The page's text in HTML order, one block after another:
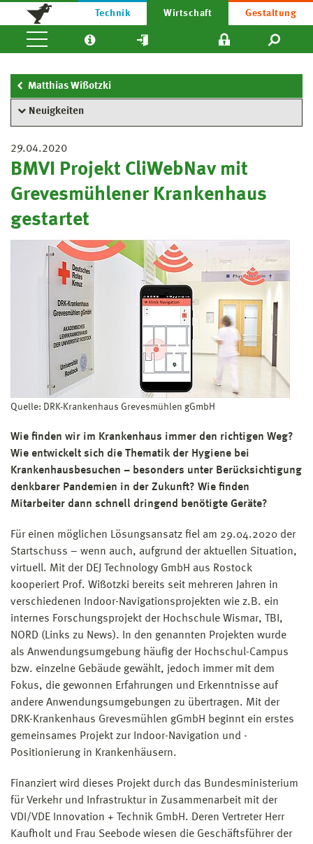
Technik Wirtschaft Gestaltung
Matthias Wißotzki
Neuigkeiten
29.04.2020
BMVI Projekt CliWebNav mit
Grevesmühlener Krankenhaus
gestartet
Quelle: DRK-Krankenhaus Grevesmühlen gGmbH
Wie finden wir im Krankenhaus immer den richtigen Weg?
Wie entwickelt sich die Thematik der Hygiene bei
Krankenhausbesuchen – besonders unter Berücksichtigung
denkbarer Pandemien in der Zukunft? Wie finden
Mitarbeiter dann schnell dringend benötigte Geräte?
Für einen möglichen Lösungsansatz fiel am 29.04.2020 der
Startschuss – wenn auch, aufgrund der aktuellen Situation,
virtuell. Mit der DEJ Technology GmbH aus Rostock
kooperiert Prof. Wißotzki bereits seit mehreren Jahren in
verschiedenen Indoor-Navigationsprojekten wie z.B. ein
internes Forschungsprojekt der Hochschule Wismar, TBI,
NORD (Links zu News). In den genannten Projekten wurde
als Anwendungsumgebung häufig der Hochschul-Campus
bzw. einzelne Gebäude gewählt, jedoch immer mit dem
Fokus, die gewonnen Erfahrungen und Erkenntnisse auf
andere Anwendungsumgebungen zu übertragen. Mit der
DRK-Krankenhaus Grevesmühlen gGmbH beginnt ein erstes
gemeinsames Projekt zur Indoor-Navigation und -
Positionierung in Krankenhäusern.
Finanziert wird dieses Projekt durch das Bundesministerium
für Verkehr und Infrastruktur in Zusammenarbeit mit der
VDI/VDE Innovation + Technik GmbH. Deren Vertreter Herr
Kaufholt und Frau Seebode wiesen die Geschäftsführer der